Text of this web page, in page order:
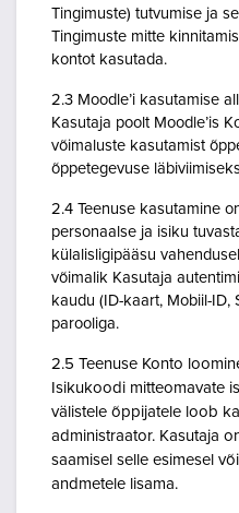
Tingimuste) tutvumise ja
Tingimuste mitte
kontot kasutada.
2.3 Moodle’i kasutamise
Kasutaja poolt Moodle’is
võimaluste kasutamist
õppetegevuse
2.4 Teenuse kasutamine
personaalse ja isiku
külalisligipääsu
võimalik Kasutaja
kaudu (ID-kaart, Mobiil-ID,
parooliga.
2.5 Teenuse Konto
Isikukoodi mitteomavate
välistele õppijatele loob
administraator. Kasutaja
saamisel selle esimesel
andmetele lisama.